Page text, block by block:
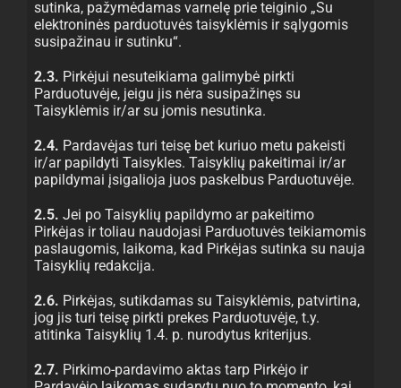
sutinka, pažymėdamas varnelę prie teiginio „Su
elektroninės parduotuvės taisyklėmis ir sąlygomis
susipažinau ir sutinku“.
2.3. Pirkėjui nesuteikiama galimybė pirkti
Parduotuvėje, jeigu jis nėra susipažinęs su
Taisyklėmis ir/ar su jomis nesutinka.
2.4. Pardavėjas turi teisę bet kuriuo metu pakeisti
ir/ar papildyti Taisykles. Taisyklių pakeitimai ir/ar
papildymai įsigalioja juos paskelbus Parduotuvėje.
2.5. Jei po Taisyklių papildymo ar pakeitimo
Pirkėjas ir toliau naudojasi Parduotuvės teikiamomis
paslaugomis, laikoma, kad Pirkėjas sutinka su nauja
Taisyklių redakcija.
2.6. Pirkėjas, sutikdamas su Taisyklėmis, patvirtina,
jog jis turi teisę pirkti prekes Parduotuvėje, t.y.
atitinka Taisyklių 1.4. p. nurodytus kriterijus.
2.7. Pirkimo-pardavimo aktas tarp Pirkėjo ir